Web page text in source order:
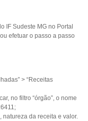
IF Sudeste MG no Portal
efetuar o passo a passo
> “Receitas
no filtro “órgão”, o nome
natureza da receita e valor.